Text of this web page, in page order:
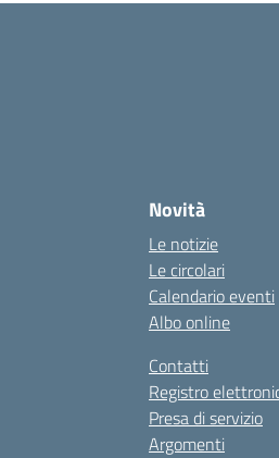
Novità
Le notizie
Le circolari
Calendario eventi
Albo online
Contatti
Registro
Presa di servizio
Argomenti